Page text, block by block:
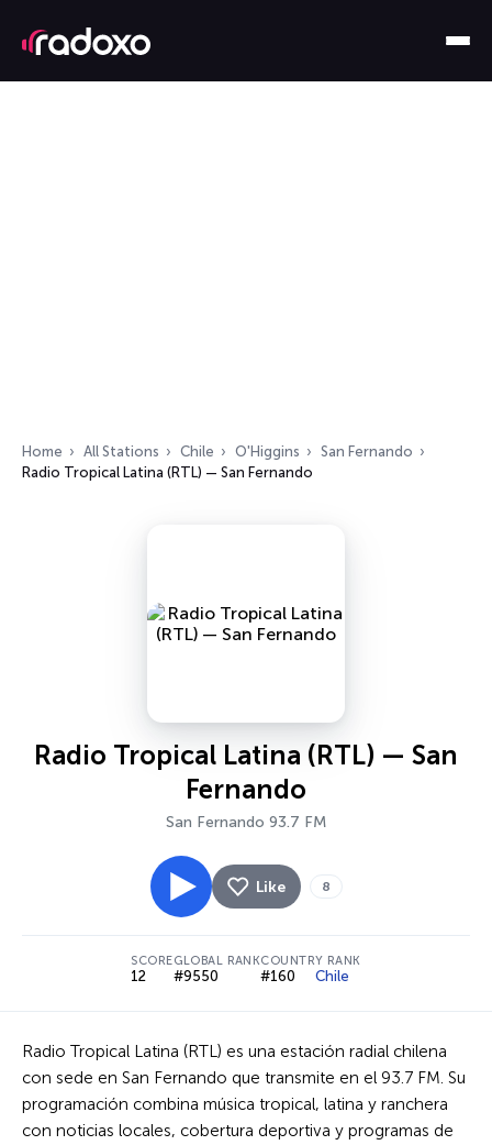
Home All Stations Chile O'Higgins
San Fernando
Radio Tropical Latina (RTL) — San Fernando
Radio Tropical Latina (RTL) — San
Fernando
San Fernando 93.7 FM
Like 8
SCORE
12
GLOBAL RANK
#9550
COUNTRY RANK
#160 Chile
Radio Tropical Latina (RTL) es una estación radial chilena
con sede en San Fernando que transmite en el 93.7 FM. Su
programación combina música tropical, latina y ranchera
con noticias locales, cobertura deportiva y programas de